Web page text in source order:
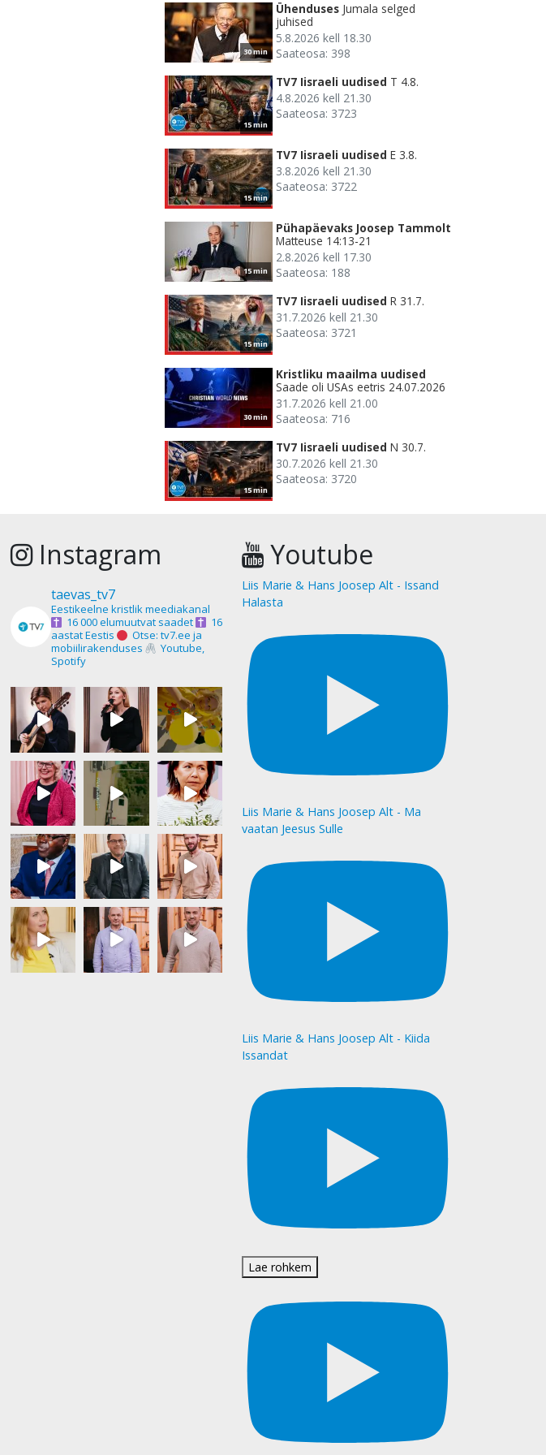
30 min
Ühenduses Jumala selged
juhised
5.8.2026 kell 18.30
Saateosa: 398
15 min
TV7 Iisraeli uudised T 4.8.
4.8.2026 kell 21.30
Saateosa: 3723
15 min
TV7 Iisraeli uudised E 3.8.
3.8.2026 kell 21.30
Saateosa: 3722
15 min
Pühapäevaks Joosep Tammolt
Matteuse 14:13-21
2.8.2026 kell 17.30
Saateosa: 188
15 min
TV7 Iisraeli uudised R 31.7.
31.7.2026 kell 21.30
Saateosa: 3721
30 min
Kristliku maailma uudised
Saade oli USAs eetris 24.07.2026
31.7.2026 kell 21.00
Saateosa: 716
15 min
TV7 Iisraeli uudised N 30.7.
30.7.2026 kell 21.30
Saateosa: 3720
Instagram
taevas_tv7
Eestikeelne kristlik meediakanal
16 000 elumuutvat saadet
16
aastat Eestis
Otse: tv7.ee ja
mobiilirakenduses
Youtube,
Spotify
Youtube
Liis Marie & Hans Joosep Alt - Issand
Halasta
Liis Marie & Hans Joosep Alt - Ma
vaatan Jeesus Sulle
Liis Marie & Hans Joosep Alt - Kiida
Issandat
Lae rohkem